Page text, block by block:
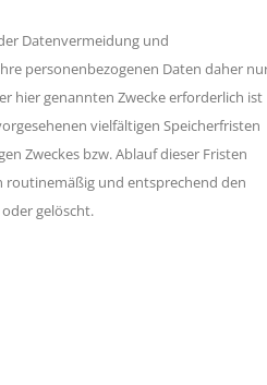
Datenvermeidung und
personenbezogenen Daten daher
hier genannten Zwecke erforderlich ist
vielfältigen Speicherfristen
Zweckes bzw. Ablauf dieser Fristen
routinemäßig und entsprechend den
gelöscht.